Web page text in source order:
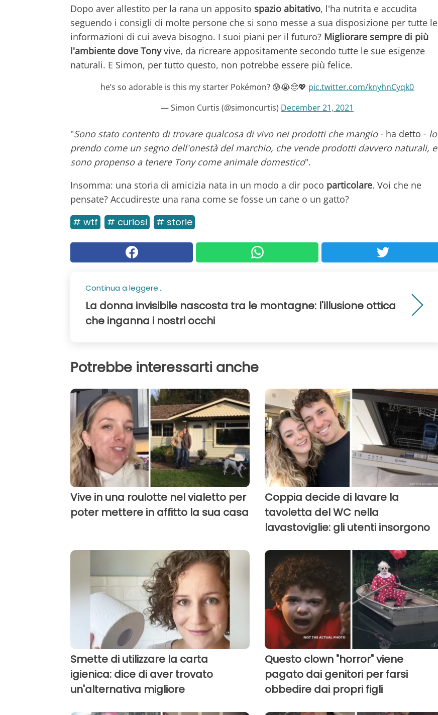
Dopo aver allestito per la rana un apposito spazio abitativo, l'ha nutrita e accudita
seguendo i consigli di molte persone che si sono messe a sua disposizione per tutte le
informazioni di cui aveva bisogno. I suoi piani per il futuro? Migliorare sempre di più
l'ambiente dove Tonyvive, da ricreare appositamente secondo tutte le sue esigenze
naturali. E Simon, per tutto questo, non potrebbe essere più felice.
he’s so adorable is this my starter Pokémon? 😰😭🥺💖 pic.twitter.com/knyhnCyqk0
— Simon Curtis (@simoncurtis) December 21, 2021
"Sono stato contento di trovare qualcosa di vivo nei prodotti che mangio- ha detto - lo
prendo come un segno dell'onestà del marchio, che vende prodotti davvero naturali, e
sono propenso a tenere Tony come animale domestico".
Insomma: una storia di amicizia nata in un modo a dir poco particolare. Voi che ne
pensate? Accudireste una rana come se fosse un cane o un gatto?
# wtf # curiosi # storie
Continua a leggere...
La donna invisibile nascosta tra le montagne: l'illusione ottica
che inganna i nostri occhi
Potrebbe interessarti anche
Vive in una roulotte nel vialetto per
poter mettere in affitto la sua casa
Coppia decide di lavare la
tavoletta del WC nella
lavastoviglie: gli utenti insorgono
Smette di utilizzare la carta
igienica: dice di aver trovato
un'alternativa migliore
Questo clown "horror" viene
pagato dai genitori per farsi
obbedire dai propri figli